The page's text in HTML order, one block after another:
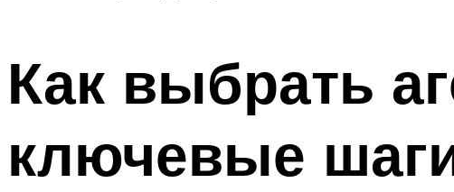
Как выбрать
ключевые